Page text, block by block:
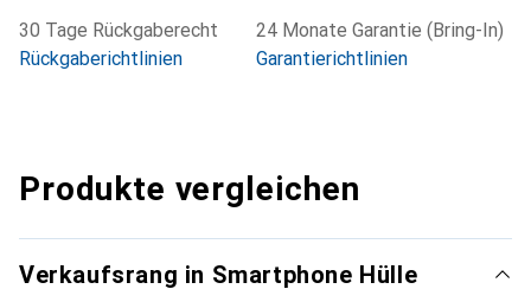
30 Tage Rückgaberecht
Rückgaberichtlinien
24 Monate Garantie (Bring-In)
Garantierichtlinien
Produkte vergleichen
Verkaufsrang in Smartphone Hülle